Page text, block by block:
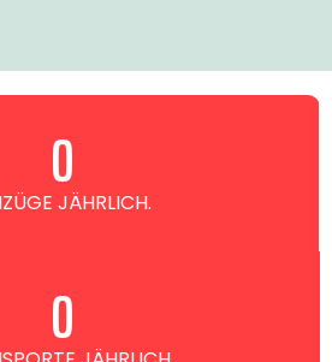
JÄHRLICH.
0
0